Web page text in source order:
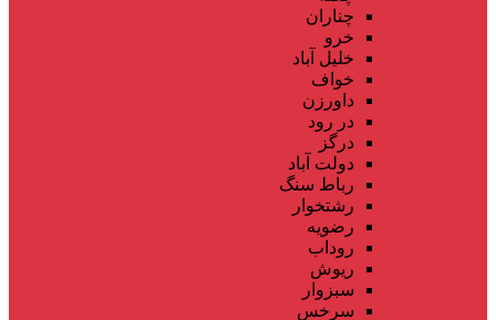
چناران
خرو
خلیل آباد
خواف
داورزن
در رود
درگز
دولت آباد
رباط سنگ
رشتخوار
رضویه
روداب
ریوش
سبزوار
سرخس